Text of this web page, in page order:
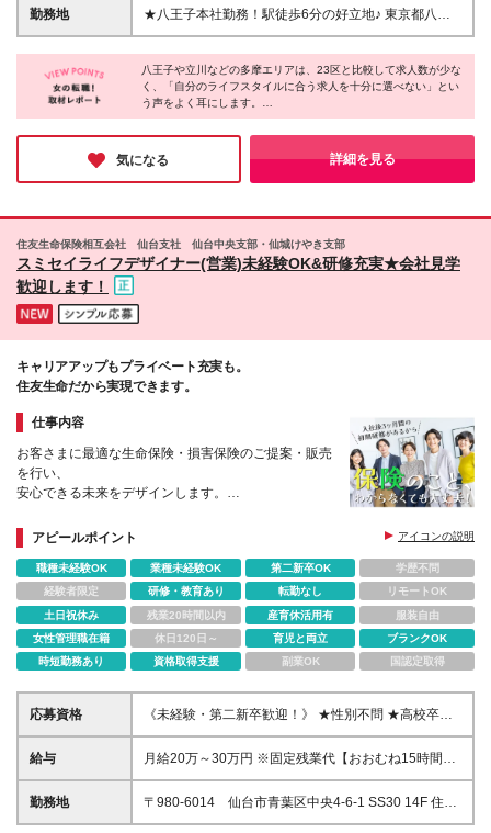
円支給 ☆年間インセンティブ額は100万円～200万円
定します ※上記額にはみなし残業代（10時間分・
17,500円～22,000円）を含みます。 超過分は全額
支給いたします。 ※試用期間3ヶ月あり（期間中の雇
勤務地
★八王子本社勤務！駅徒歩6分の好立地♪ 東京都八王
子市横山町11-2 金子ビル5F (変更の範囲)上記を除く
当社関連勤務地
八王子や立川などの多摩エリアは、23区と比較して求人数が少な
く、「自分のライフスタイルに合う求人を十分に選べない」とい
う声をよく耳にします。
その点、同社は【八王子駅チカの本社オフィス勤務】で、通勤ス
トレスを大幅に軽減できる上、土日祝休みで残業月3時間以下。
オフィスカジュアルで自分らしく働けて、有給消化率は80％超。
地元でご自身のライフワークに合わせたお仕事を求めている方に
ピッタリの会社だと思います。
気になる 詳細を見る
住友生命保険相互会社 仙台支社 仙台中央支部・仙城けやき支部
スミセイライフデザイナー(営業)未経験OK&研修充実★会社見学
歓迎します！
キャリアアップもプライベート充実も。
住友生命だから実現できます。
仕事内容
お客さまに最適な生命保険・損害保険のご提案・販売
を行い、
安心できる未来をデザインします。
す。
★3か月の基礎研修＆5年間のフォローアップしま
す！
アピールポイント アイコンの説明
職種未経験OK 業種未経験OK 第二新卒OK
学歴不問
経験者限定
研修・教育あり 転勤なし
リモートOK
土日祝休み
残業20時間以内 産育休活用有
服装自由
女性管理職在籍
休日120日～ 育児と両立
ブランクOK
時短勤務あり
資格取得支援 副業OK 国認定取得
応募資格
《未経験・第二新卒歓迎！》 ★性別不問 ★高校卒業
程度の学力を有する方 ★結婚・出産・育児等で就業
にブランクのある方 ★育児と両立できる仕事を探し
い方 ★U・Iターンを考えている方 そんな皆さんのチ
ャレンジを大歓迎！
給与
月給20万～30万円 ※固定残業代【おおむね15時間分
(2.4万円～3.6万円)】が含まれます ※15時間を超えた
分は別途支給 ※経験や能力、前職の年収を考慮し最大
勤務地
〒980-6014 仙台市青葉区中央4-6-1 SS30 14F 住友
生命保険相互会社 仙台支社 仙台中央支部 TEL: